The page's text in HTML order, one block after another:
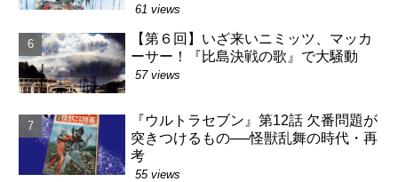
61 views
【第６回】いざ来いニミッツ、マッカ
ーサー！『比島決戦の歌』で大騒動
57 views
『ウルトラセブン』第12話 欠番問題が
突きつけるもの──怪獣乱舞の時代・再
考
55 views